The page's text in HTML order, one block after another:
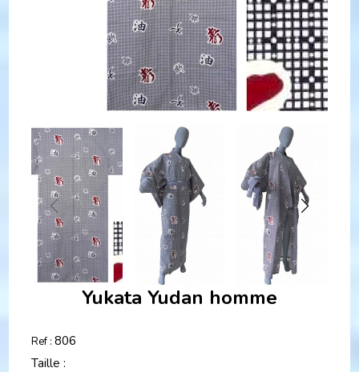
Yukata Yudan homme
Ref : 806
Taille :